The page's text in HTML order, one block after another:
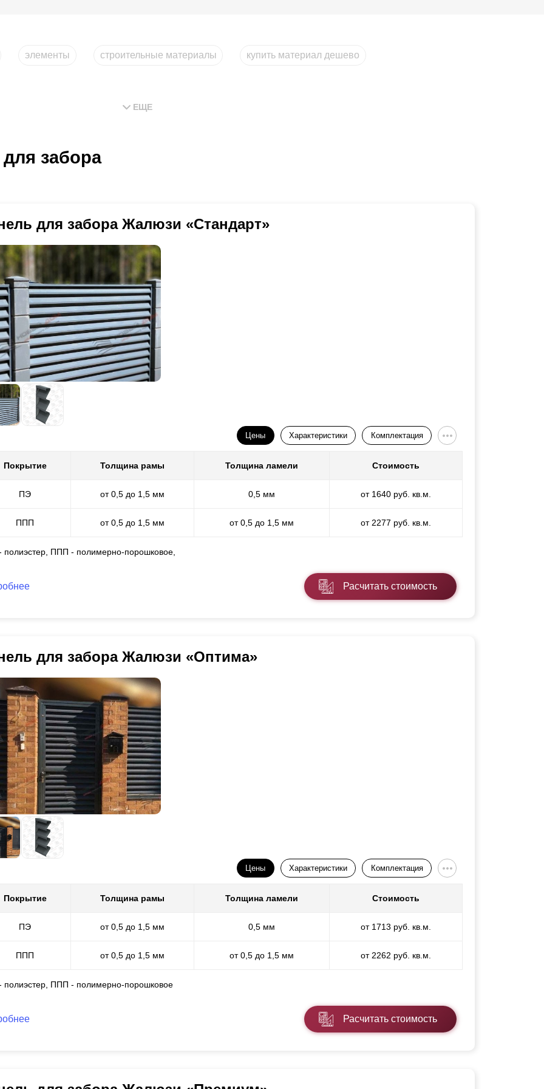
элементы строительные материалы купить материал дешево
ЕЩЕ
забора
для забора Жалюзи «Стандарт»
Цены Характеристики Комплектация
Покрытие Толщина рамы Толщина ламели Стоимость
ПЭ от 0,5 до 1,5 мм 0,5 мм от 1640 руб. кв.м.
ППП от 0,5 до 1,5 мм от 0,5 до 1,5 мм от 2277 руб. кв.м.
полиэстер, ППП - полимерно-порошковое,
Расчитать стоимость
для забора Жалюзи «Оптима»
Цены Характеристики Комплектация
Покрытие Толщина рамы Толщина ламели Стоимость
ПЭ от 0,5 до 1,5 мм 0,5 мм от 1713 руб. кв.м.
ППП от 0,5 до 1,5 мм от 0,5 до 1,5 мм от 2262 руб. кв.м.
полиэстер, ППП - полимерно-порошковое
Расчитать стоимость